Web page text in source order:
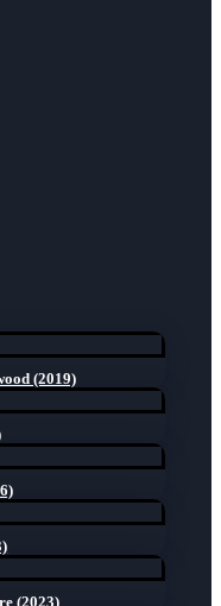
(2019)
(2023)